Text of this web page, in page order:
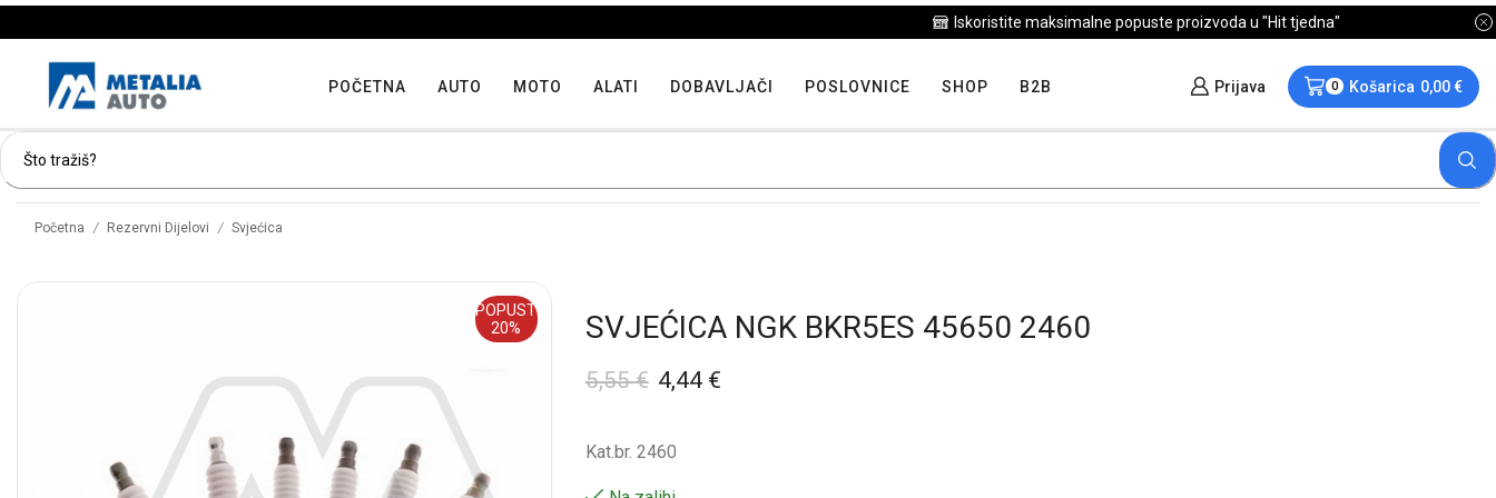
Iskoristite maksimalne popuste proizvoda u "Hit tjedna"
POČETNA AUTO MOTO ALATI DOBAVLJAČI POSLOVNICE SHOP B2B Prijava 0 Košarica 0,00€
Početna / Rezervni Dijelovi / Svjećica
POPUST
20%
SVJEĆICA NGK BKR5ES 45650 2460
5,55€ 4,44 €
Kat.br. 2460